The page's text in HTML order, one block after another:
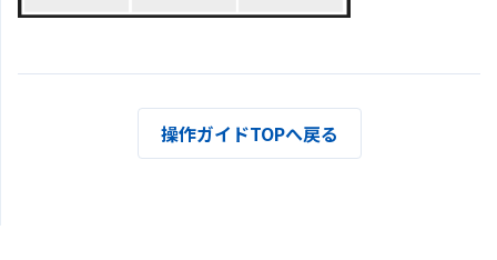
操作ガイドTOPへ戻る